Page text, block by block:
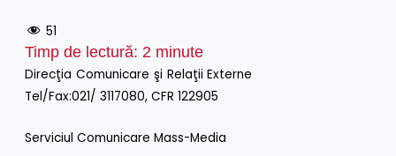
51
Timp de lectură: 2 minute
Direcţia Comunicare şi Relaţii Externe
Tel/Fax:021/ 3117080, CFR 122905
Serviciul Comunicare Mass-Media